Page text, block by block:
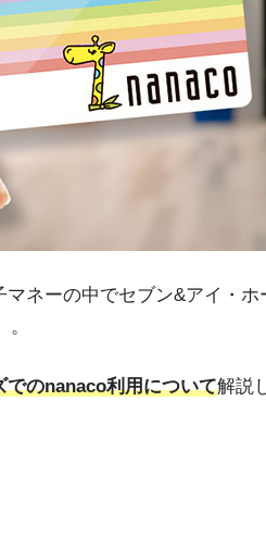
ネーの中でセブン&アイ・
でのnanaco利用について解説